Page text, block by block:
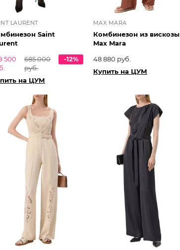
LAURENT
Saint
500
685 000
руб.
-12%
на ЦУМ
MAX MARA
Комбинезон из вискозы
Max Mara
48 880 руб.
Купить на ЦУМ